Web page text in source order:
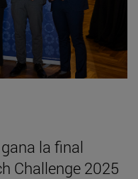
la final
Challenge 2025